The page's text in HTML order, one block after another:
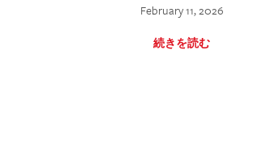
February 11, 2026
続きを読む